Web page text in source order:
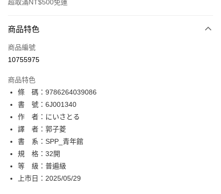
超取滿NT$500免運
信用卡一次付款
超商取貨付款
相關說明
【關於「AFTEE先享後付」】
AFTEE先享後付是「在收到商品之後才付款」的支付方式。 讓您購物簡單
便利好安心！
１．簡單：不需註冊會員、不需綁卡、不需儲值。
２．便利：只要手機號碼，簡訊認證，即可結帳。
３．安心：先確認商品／服務後，再付款。
【「AFTEE先享後付」結帳流程】
１．於結帳方式選擇「AFTEE先享後付」後，將跳轉至「AFTEE先享後付」
結帳頁面，進行簡訊認證並確認金額後，即可完成結帳。
２．訂單成立數日內，您將收到繳費通知簡訊。
ATM付款
運送方式
全家取貨付款
每筆NT$80，滿NT$500(含以上)免運費
付款後全家取貨
商品特色
商品編號
10755975
商品特色
條 碼：9786264039086
書 號：6J001340
作 者：にいさとる
譯 者：郭子菱
書 系：SPP_青年館
規 格：32開
等 級：普遍級
上市日：2025/05/29